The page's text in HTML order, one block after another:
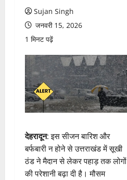
Sujan Singh
जनवरी 15, 2026
1 मिनट पढ़ें
देहरादून: इस सीजन बारिश और
बर्फबारी न होने से उत्तराखंड में सूखी
ठंड ने मैदान से लेकर पहाड़ तक लोगों
की परेशानी बढ़ा दी है। मौसम